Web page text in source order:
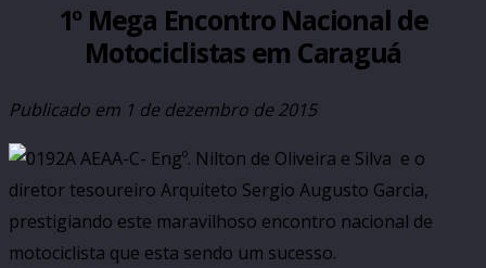
1º Mega Encontro Nacional de
Motociclistas em Caraguá
Publicado em 1 de dezembro de 2015
A AEAA-C- Engº. Nilton de Oliveira e Silva e o
diretor tesoureiro Arquiteto Sergio Augusto Garcia,
prestigiando este maravilhoso encontro nacional de
motociclista que esta sendo um sucesso.